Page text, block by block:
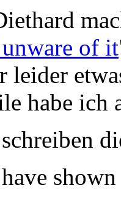
of it
leider
habe